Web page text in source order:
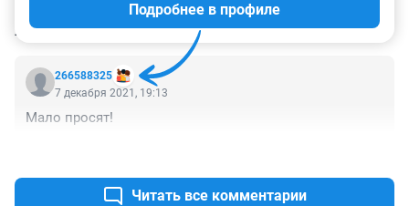
КОММЕНТАРИИ 1
266588325
Подробнее в профиле
7 декабря 2021, 19:13
Мало просят!
Читать все комментарии